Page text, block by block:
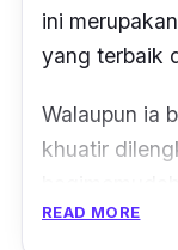
ini
yang terbaik
Walaupun ia
khuatir
READ MORE